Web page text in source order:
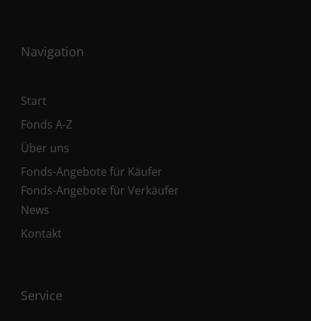
Navigation
Start
Fonds A-Z
Über uns
Fonds-Angebote für Käufer
Fonds-Angebote für Verkäufer
News
Kontakt
Service